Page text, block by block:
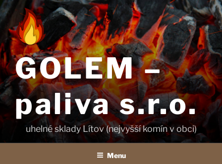
Přejít
k
obsahu
webu
GOLEM –
paliva s.r.o.
uhelné sklady Lítov (nejvyšší komín v obci)
Menu